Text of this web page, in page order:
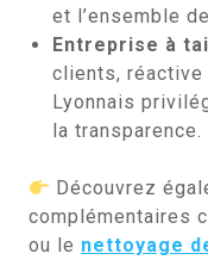
et l’ensemble
Entreprise à
clients,
Lyonnais
la transparence.
Découvrez
complémentaires
ou le nettoyage